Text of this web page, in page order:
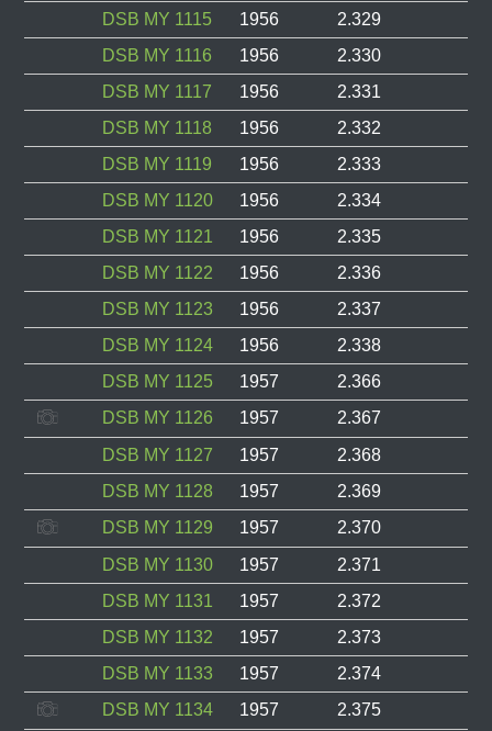
DSB MY 1115
1956 2.329
DSB MY 1116
1956 2.330
DSB MY 1117
1956 2.331
DSB MY 1118
1956 2.332
DSB MY 1119
1956 2.333
DSB MY 1120
1956 2.334
DSB MY 1121
1956 2.335
DSB MY 1122
1956 2.336
DSB MY 1123
1956 2.337
DSB MY 1124
1956 2.338
DSB MY 1125
1957 2.366
DSB MY 1126
1957 2.367
DSB MY 1127
1957 2.368
DSB MY 1128
1957 2.369
DSB MY 1129
1957 2.370
DSB MY 1130
1957 2.371
DSB MY 1131
1957 2.372
DSB MY 1132
1957 2.373
DSB MY 1133
1957 2.374
DSB MY 1134
1957 2.375